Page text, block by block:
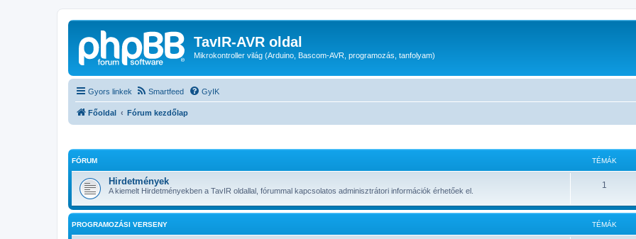
TavIR-AVR oldal
Mikrokontroller világ (Arduino, Bascom-AVR, programozás, tanfolyam)
Gyors linkek Smartfeed GyIK
Főoldal Fórum kezdőlap
FÓRUM TÉMÁK
Hirdetmények
A kiemelt Hirdetményekben a TavIR oldallal, fórummal kapcsolatos adminisztrátori információk érhetőek el.
1
PROGRAMOZÁSI VERSENY TÉMÁK